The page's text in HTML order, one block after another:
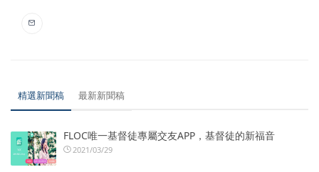
精選新聞稿 最新新聞稿
FLOC唯一基督徒專屬交友APP，基督徒的新福音
2021/03/29